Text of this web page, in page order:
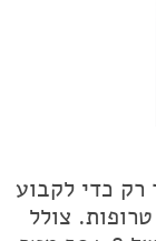
ירד לעומק של 170 מטר רק כדי לקבוע
צולל